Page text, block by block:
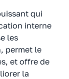
qui
interne
les
permet le
et offre de
la